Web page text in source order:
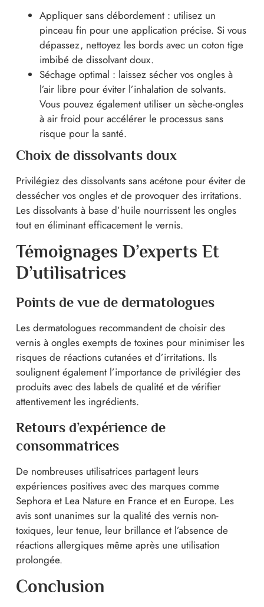
Appliquer sans débordement : utilisez un
pinceau fin pour une application précise. Si vous
dépassez, nettoyez les bords avec un coton tige
imbibé de dissolvant doux.
Séchage optimal : laissez sécher vos ongles à
l’air libre pour éviter l’inhalation de solvants.
Vous pouvez également utiliser un sèche-ongles
à air froid pour accélérer le processus sans
risque pour la santé.
Choix de dissolvants doux
Privilégiez des dissolvants sans acétone pour éviter de
dessécher vos ongles et de provoquer des irritations.
Les dissolvants à base d’huile nourrissent les ongles
tout en éliminant efficacement le vernis.
Témoignages D’experts Et
D’utilisatrices
Points de vue de dermatologues
Les dermatologues recommandent de choisir des
vernis à ongles exempts de toxines pour minimiser les
risques de réactions cutanées et d’irritations. Ils
soulignent également l’importance de privilégier des
produits avec des labels de qualité et de vérifier
attentivement les ingrédients.
Retours d’expérience de
consommatrices
De nombreuses utilisatrices partagent leurs
expériences positives avec des marques comme
Sephora et Lea Nature en France et en Europe. Les
avis sont unanimes sur la qualité des vernis non-
toxiques, leur tenue, leur brillance et l’absence de
réactions allergiques même après une utilisation
prolongée.
Conclusion